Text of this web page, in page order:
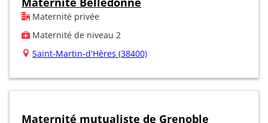
Maternité privée
Maternité de niveau 2
Saint-Martin-d'Hères (38400)
Maternité mutualiste de Grenoble